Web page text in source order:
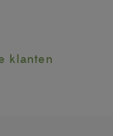
klanten